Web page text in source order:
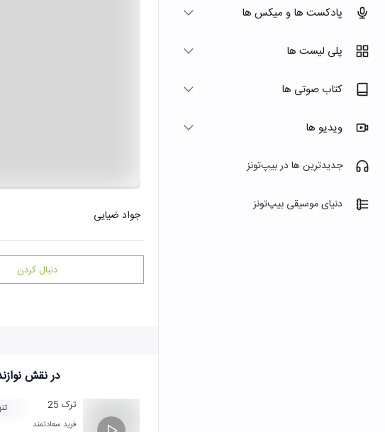
پادکست ها و میکس ها
پلی لیست ها
کتاب صوتی ها
ویدیو ها
جدیدترین ها در بیپ‌تونز
دنیای موسیقی بیپ‌تونز
جواد ضیایی
دنبال کردن
در نقش
ترک 25
فرید سعادتمند